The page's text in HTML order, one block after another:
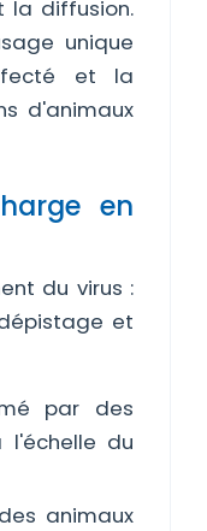
la diffusion.
unique
et la
d'animaux
en
du virus :
et
par des
du
animaux